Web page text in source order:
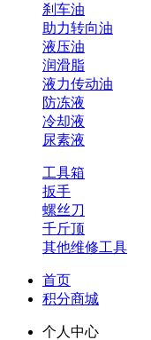
刹车油
助力转向油
液压油
润滑脂
液力传动油
防冻液
冷却液
尿素液
工具箱
扳手
螺丝刀
千斤顶
其他维修工具
首页
积分商城
个人中心